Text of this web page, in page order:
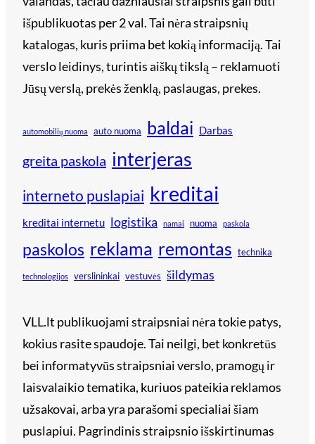
išpublikuotas per 2 val. Tai nėra straipsnių
katalogas, kuris priima bet kokią informaciją. Tai
verslo leidinys, turintis aiškų tikslą – reklamuoti
Jūsų verslą, prekės ženklą, paslaugas, prekes.
automobilių nuoma auto nuoma baldai Darbas
greita paskola interjeras
interneto puslapiai kreditai
kreditai internetu logistika namai nuoma paskola
paskolos reklama remontas technika
technologijos verslininkai vestuvės šildymas
VLL.lt publikuojami straipsniai nėra tokie patys,
kokius rasite spaudoje. Tai neilgi, bet konkretūs
bei informatyvūs straipsniai verslo, pramogų ir
laisvalaikio tematika, kuriuos pateikia reklamos
užsakovai, arba yra parašomi specialiai šiam
puslapiui. Pagrindinis straipsnio išskirtinumas